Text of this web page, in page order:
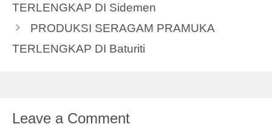
TERLENGKAP DI Sidemen
PRODUKSI SERAGAM PRAMUKA
TERLENGKAP DI Baturiti
Leave a Comment